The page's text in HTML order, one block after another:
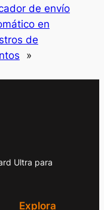
de envío
en
de
»
Ultra para
Explora